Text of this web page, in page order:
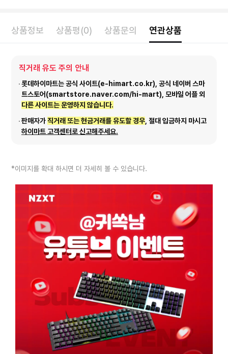
상품정보 상품평(0) 상품문의 연관상품
직거래 유도 주의 안내
롯데하이마트는 공식 사이트(e-himart.co.kr), 공식 네이버 스마
트스토어(smartstore.naver.com/hi-mart), 모바일 어플 외
다른 사이트는 운영하지 않습니다.
판매자가직거래 또는 현금거래를 유도할 경우 , 절대 입금하지 마시고
하이마트 고객센터로 신고해주세요.
*이미지를 확대 하시면 더 자세히 볼 수 있습니다.